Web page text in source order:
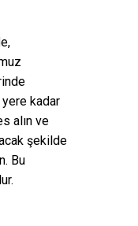
kadar
alın ve
şekilde
Bu